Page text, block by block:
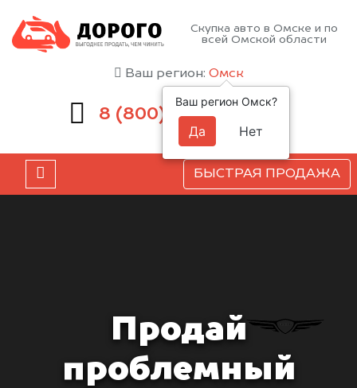
Скупка авто в Омске и по
всей Омской области
Ваш регион: Омск
8 (800) 551-81-15
БЫСТРАЯ ПРОДАЖА
Продай
проблемный
Ваш регион Омск?
Да Нет